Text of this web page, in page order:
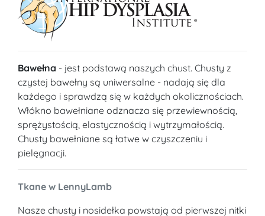
Bawełna - jest podstawą naszych chust. Chusty z
czystej bawełny są uniwersalne - nadają się dla
każdego i sprawdzą się w każdych okolicznościach.
Włókno bawełniane odznacza się przewiewnością,
sprężystością, elastycznością i wytrzymałością.
Chusty bawełniane są łatwe w czyszczeniu i
pielęgnacji.
Tkane w LennyLamb
Nasze chusty i nosidełka powstają od pierwszej nitki